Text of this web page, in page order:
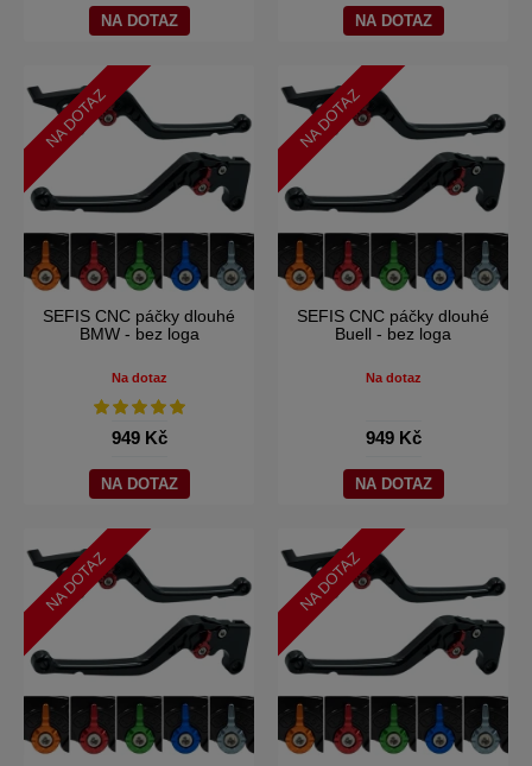
NA DOTAZ NA DOTAZ
NA DOTAZ
SEFIS CNC páčky dlouhé
BMW - bez loga
Na dotaz
949 Kč
NA DOTAZ
NA DOTAZ
SEFIS CNC páčky dlouhé
Buell - bez loga
Na dotaz
949 Kč
NA DOTAZ
NA DOTAZ NA DOTAZ